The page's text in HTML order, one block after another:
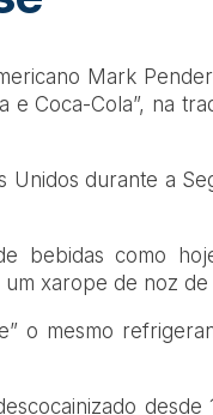
Mark
e Coca-Cola”, na
Unidos durante a
bebidas como
xarope de noz de
o mesmo
desde